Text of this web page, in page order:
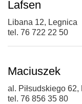
Lafsen
Libana 12, Legnica
tel. 76 722 22 50
Maciuszek
al. Piłsudskiego 62,
tel. 76 856 35 80